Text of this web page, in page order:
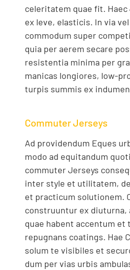
celeritatem quae fit.
ex leve, elasticis. In via
commodum super
quia per aerem secare
resistentia minima per
manicas longiores, low-
turpis summis ex
Commuter Jerseys
Ad providendum Eques
modo ad equitandum
commuter Jerseys
inter style et utilitatem,
et practicum solutionem.
construuntur ex diuturna,
quae habent accentum et
repugnans coatings. Hae
solum te visibiles et
dum per vias urbis